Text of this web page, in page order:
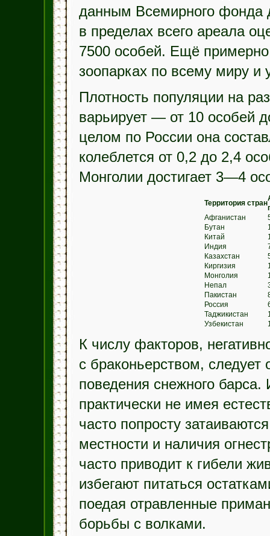
данным Всемирного фонда
в пределах всего ареала
7500 особей. Ещё
зоопарках по всему миру
Плотность популяции на
варьирует — от 10 особей
целом по России она
колеблется от 0,2 до 2,4
Монголии достигает 3—4
Территория стран
Афганистан
Бутан
Китай
Индия
Казахстан
Киргизия
Монголия
Непал
Пакистан
Россия
Таджикистан
Узбекистан
К числу факторов,
с браконьерством, следует
поведения снежного
практически не имея
часто попросту
местности и наличия
часто приводит к гибели
избегают питаться
поедая отравленные
борьбы с волками.